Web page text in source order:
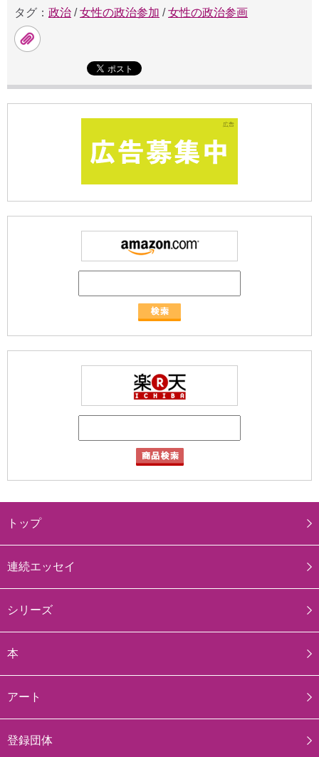
タグ： 政治 /女性の政治参加 /女性の政治参画
トップ
連続エッセイ
シリーズ
本
アート
登録団体